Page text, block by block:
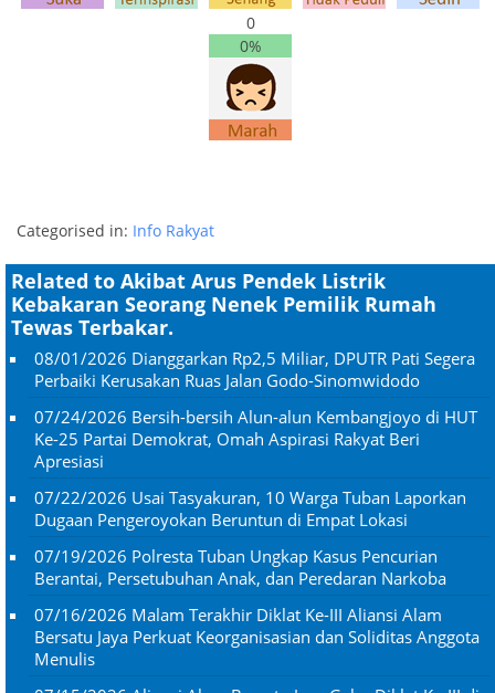
0
0%
Categorised in: Info Rakyat
Related to Akibat Arus Pendek Listrik
Kebakaran Seorang Nenek Pemilik Rumah
Tewas Terbakar.
08/01/2026 Dianggarkan Rp2,5 Miliar, DPUTR Pati Segera
Perbaiki Kerusakan Ruas Jalan Godo-Sinomwidodo
07/24/2026 Bersih-bersih Alun-alun Kembangjoyo di HUT
Ke-25 Partai Demokrat, Omah Aspirasi Rakyat Beri
Apresiasi
07/22/2026 Usai Tasyakuran, 10 Warga Tuban Laporkan
Dugaan Pengeroyokan Beruntun di Empat Lokasi
07/19/2026 Polresta Tuban Ungkap Kasus Pencurian
Berantai, Persetubuhan Anak, dan Peredaran Narkoba
07/16/2026 Malam Terakhir Diklat Ke-III Aliansi Alam
Bersatu Jaya Perkuat Keorganisasian dan Soliditas Anggota
Menulis